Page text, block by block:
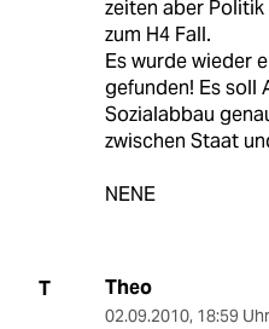
zeiten aber
zum H4 Fall.
Es wurde wieder
gefunden! Es soll
Sozialabbau
zwischen Staat
NENE
T Theo
02.09.2010, 18:59 Uhr